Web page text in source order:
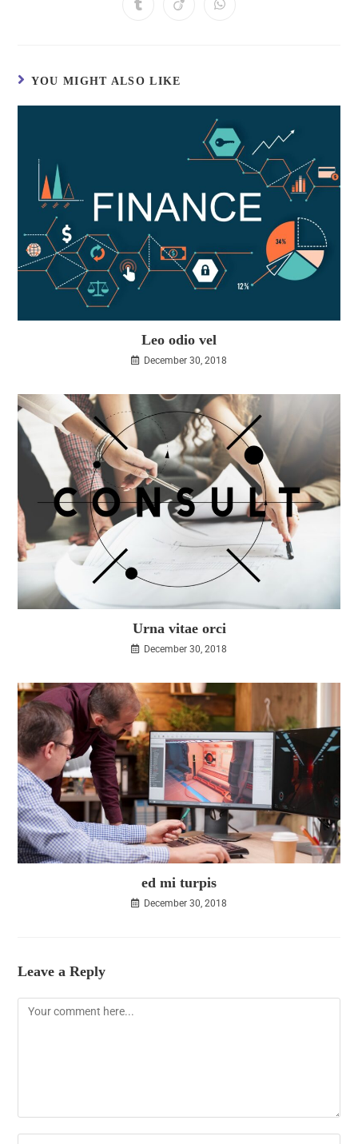
YOU MIGHT ALSO LIKE
Leo odio vel
December 30, 2018
Urna vitae orci
December 30, 2018
ed mi turpis
December 30, 2018
Leave a Reply